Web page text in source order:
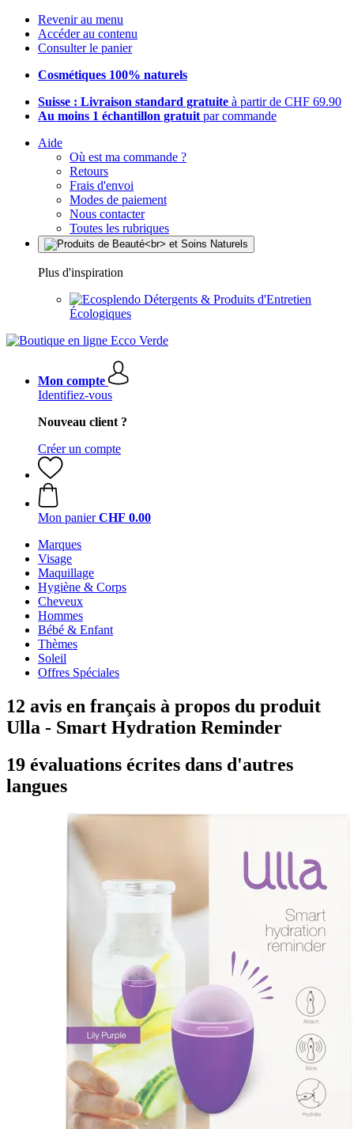
Revenir au menu
Accéder au contenu
Consulter le panier
Cosmétiques 100% naturels
Suisse : Livraison standard gratuite à partir de CHF 69.90
Au moins 1 échantillon gratuit par commande
Aide
Où est ma commande ?
Retours
Frais d'envoi
Modes de paiement
Nous contacter
Toutes les rubriques
Plus d'inspiration
Détergents & Produits d'Entretien
Écologiques
Mon compte
Identifiez-vous
Nouveau client ?
Créer un compte
Mon panier CHF 0.00
Marques
Visage
Maquillage
Hygiène & Corps
Cheveux
Hommes
Bébé & Enfant
Thèmes
Soleil
Offres Spéciales
12 avis en français à propos du produit
Ulla - Smart Hydration Reminder
19 évaluations écrites dans d'autres
langues